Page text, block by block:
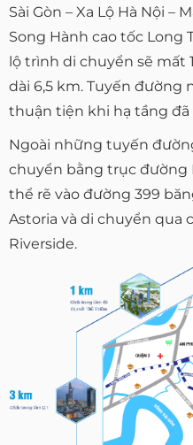
Sài Gòn – Xa Lộ Hà Nội –
Song Hành cao tốc Long
lộ trình di chuyển sẽ mất
dài 6,5 km. Tuyến đường
thuận tiện khi hạ tầng
Ngoài những tuyến
chuyển bằng trục đường
thể rẽ vào đường 399
Astoria và di chuyển qua
Riverside.